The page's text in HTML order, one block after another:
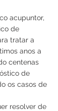
acupuntor,
de
tratar a
anos a
centenas
de
os casos de
resolver de